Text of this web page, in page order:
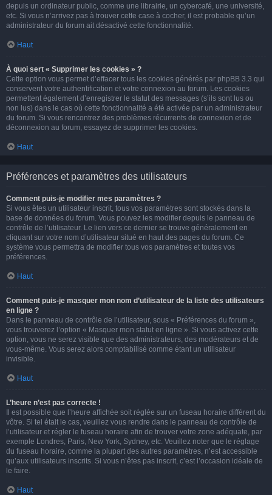
depuis un ordinateur public, comme une librairie, un cybercafé, une université,
etc. Si vous n’arrivez pas à trouver cette case à cocher, il est probable qu’un
administrateur du forum ait désactivé cette fonctionnalité.
Haut
À quoi sert « Supprimer les cookies » ?
Cette option vous permet d’effacer tous les cookies générés par phpBB 3.3 qui
conservent votre authentification et votre connexion au forum. Les cookies
permettent également d’enregistrer le statut des messages (s’ils sont lus ou
non lus) dans le cas où cette fonctionnalité a été activée par un administrateur
du forum. Si vous rencontrez des problèmes récurrents de connexion et de
déconnexion au forum, essayez de supprimer les cookies.
Haut
Préférences et paramètres des utilisateurs
Comment puis-je modifier mes paramètres ?
Si vous êtes un utilisateur inscrit, tous vos paramètres sont stockés dans la
base de données du forum. Vous pouvez les modifier depuis le panneau de
contrôle de l’utilisateur. Le lien vers ce dernier se trouve généralement en
cliquant sur votre nom d’utilisateur situé en haut des pages du forum. Ce
système vous permettra de modifier tous vos paramètres et toutes vos
préférences.
Haut
Comment puis-je masquer mon nom d’utilisateur de la liste des utilisateurs
en ligne ?
Dans le panneau de contrôle de l’utilisateur, sous « Préférences du forum »,
vous trouverez l’option « Masquer mon statut en ligne ». Si vous activez cette
option, vous ne serez visible que des administrateurs, des modérateurs et de
vous-même. Vous serez alors comptabilisé comme étant un utilisateur
invisible.
Haut
L’heure n’est pas correcte !
Il est possible que l’heure affichée soit réglée sur un fuseau horaire différent du
vôtre. Si tel était le cas, veuillez vous rendre dans le panneau de contrôle de
l’utilisateur et régler le fuseau horaire afin de trouver votre zone adéquate, par
exemple Londres, Paris, New York, Sydney, etc. Veuillez noter que le réglage
du fuseau horaire, comme la plupart des autres paramètres, n’est accessible
qu’aux utilisateurs inscrits. Si vous n’êtes pas inscrit, c’est l’occasion idéale de
le faire.
Haut